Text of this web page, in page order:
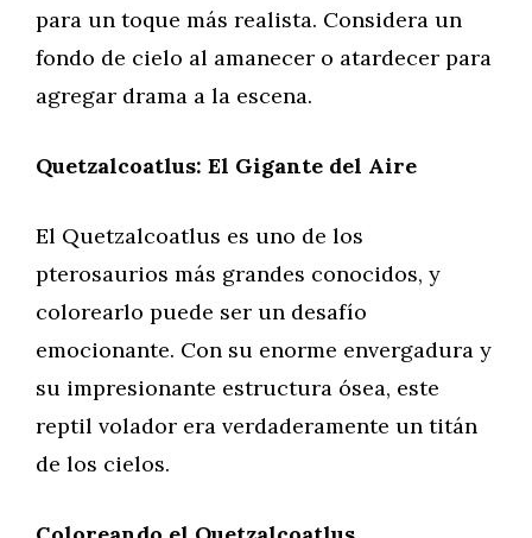
para un toque más realista. Considera un
fondo de cielo al amanecer o atardecer para
agregar drama a la escena.
Quetzalcoatlus: El Gigante del Aire
El Quetzalcoatlus es uno de los
pterosaurios más grandes conocidos, y
colorearlo puede ser un desafío
emocionante. Con su enorme envergadura y
su impresionante estructura ósea, este
reptil volador era verdaderamente un titán
de los cielos.